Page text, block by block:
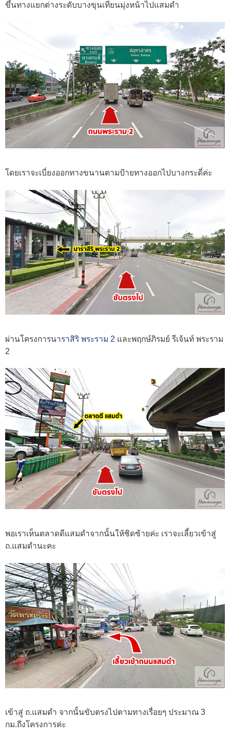
ขึ้นทางแยกต่างระดับบางขุนเทียนมุ่งหน้าไปแสมดำ
โดยเราจะเบี่ยงออกทางขนานตามป้ายทางออกไปบางกระดี่ค่ะ
ผ่านโครงการนาราสิริ พระราม 2 และพฤกษ์ภิรมย์ รีเจ้นท์ พระราม
2
พอเราเห็นตลาดดีแสมดำจากนั้นให้ชิดซ้ายค่ะ เราจะเลี้ยวเข้าสู่
ถ.แสมดำนะคะ
เข้าสู่ ถ.แสมดำ จากนั้นขับตรงไปตามทางเรื่อยๆ ประมาณ 3
กม.ถึงโครงการค่ะ